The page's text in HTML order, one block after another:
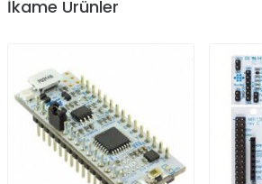
İkame Ürünler